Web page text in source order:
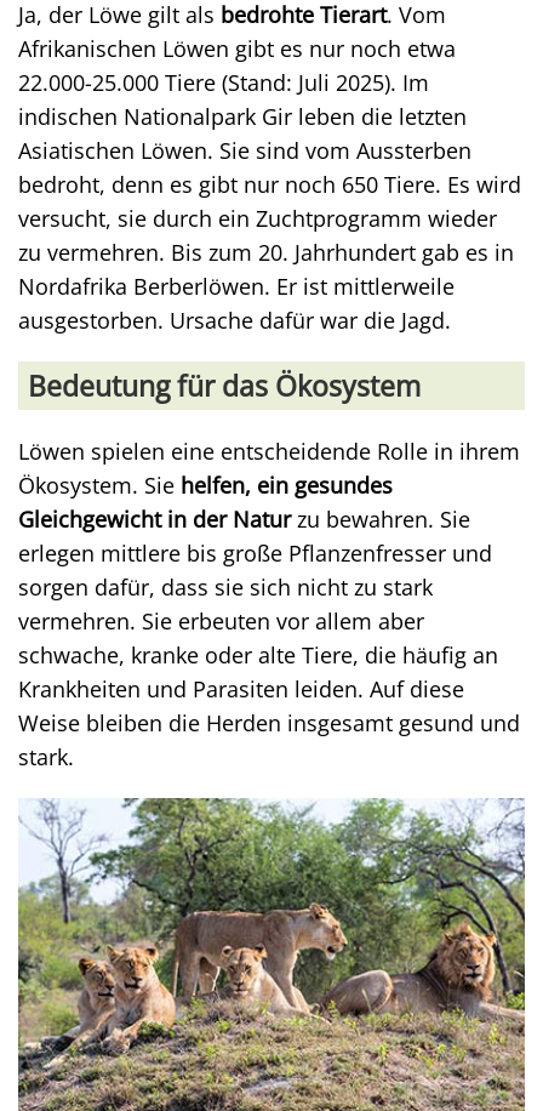
Ja, der Löwe gilt als bedrohte Tierart. Vom
Afrikanischen Löwen gibt es nur noch etwa
22.000-25.000 Tiere (Stand: Juli 2025). Im
indischen Nationalpark Gir leben die letzten
Asiatischen Löwen. Sie sind vom Aussterben
bedroht, denn es gibt nur noch 650 Tiere. Es wird
versucht, sie durch ein Zuchtprogramm wieder
zu vermehren. Bis zum 20. Jahrhundert gab es in
Nordafrika Berberlöwen. Er ist mittlerweile
ausgestorben. Ursache dafür war die Jagd.
Bedeutung für das Ökosystem
Löwen spielen eine entscheidende Rolle in ihrem
Ökosystem. Sie helfen, ein gesundes
Gleichgewicht in der Naturzu bewahren. Sie
erlegen mittlere bis große Pflanzenfresser und
sorgen dafür, dass sie sich nicht zu stark
vermehren. Sie erbeuten vor allem aber
schwache, kranke oder alte Tiere, die häufig an
Krankheiten und Parasiten leiden. Auf diese
Weise bleiben die Herden insgesamt gesund und
stark.